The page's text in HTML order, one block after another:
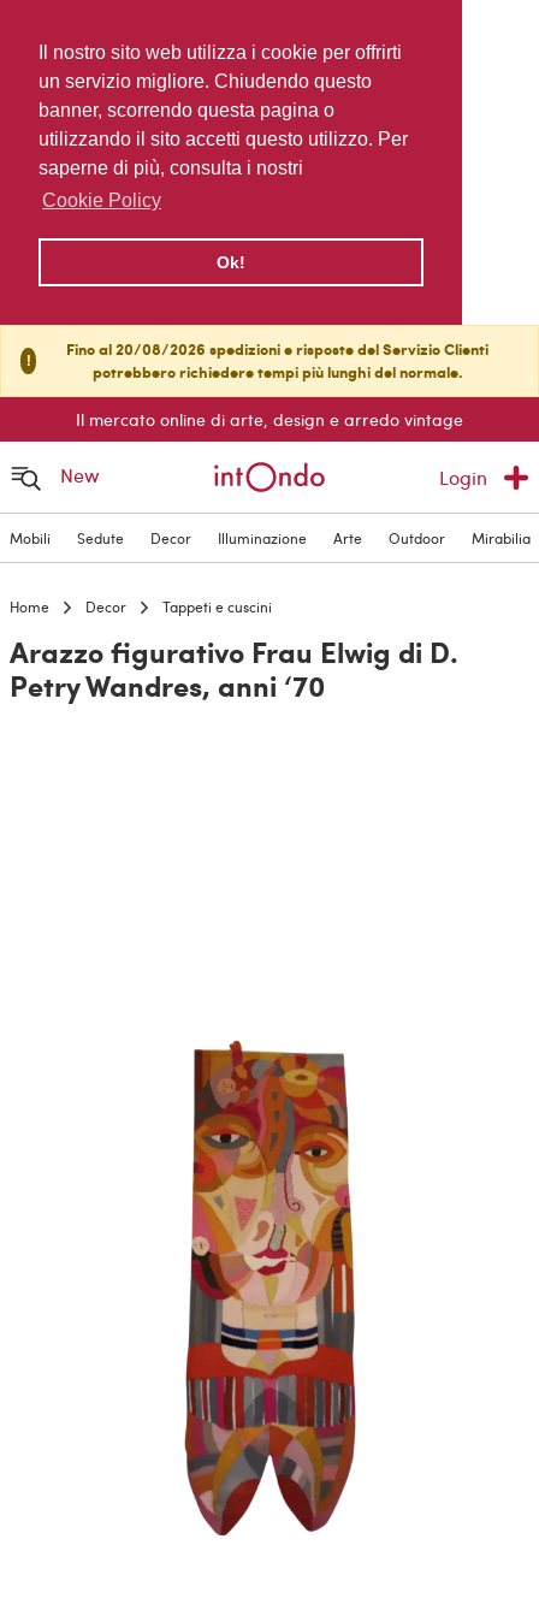
Il nostro sito web utilizza i cookie per offrirti
un servizio migliore. Chiudendo questo
banner, scorrendo questa pagina o
utilizzando il sito accetti questo utilizzo. Per
saperne di più, consulta i nostri
Cookie Policy
Ok!
!
Fino al 20/08/2026 spedizioni e risposte del Servizio Clienti
potrebbero richiedere tempi più lunghi del normale.
Il mercato online di arte, design e arredo vintage
New Login
Mobili Sedute Decor Illuminazione Arte Outdoor Mirabilia
Home Decor Tappeti e cuscini
Arazzo figurativo Frau Elwig di D.
Petry Wandres, anni ‘70